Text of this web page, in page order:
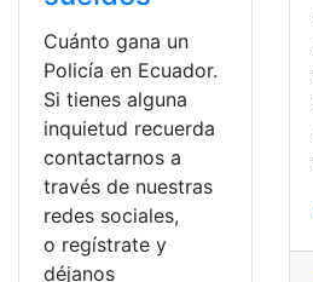
Cuánto gana un
Policía en Ecuador.
Si tienes alguna
inquietud recuerda
contactarnos a
través de nuestras
redes sociales,
o regístrate y
déjanos